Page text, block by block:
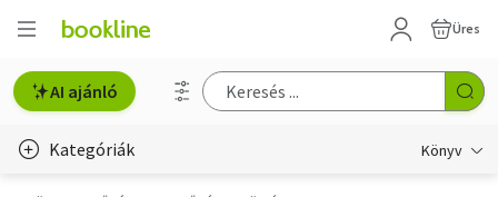
Üres
AI ajánló
Kategóriák Könyv